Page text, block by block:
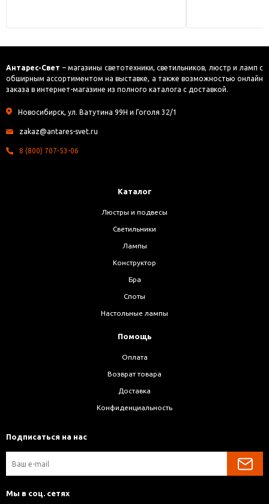
Антарес-Свет – магазины светотехники, светильников, люстр и ламп с
обширным ассортиментом на выставке, а также возможностью онлайн
заказа в интернет-магазине из полного каталога с доставкой.
Новосибирск, ул. Ватутина 99Н и Гоголя 32/1
zakaz@antares-svet.ru
8 (800) 707-53-06
Каталог
Люстры и подвесы
Светильники
Лампы
Конструктор
Бра
Споты
Настольные лампы
Помощь
Оплата
Возврат товара
Доставка
Конфиденциальность
Подписаться на нас
Мы в соц. сетях